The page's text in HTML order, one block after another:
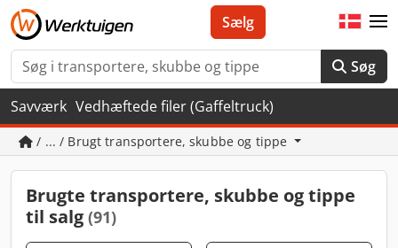
Søg
Sælg
Savværk Vedhæftede filer (Gaffeltruck)
/ ... / Brugt transportere, skubbe og tippe
Brugte transportere, skubbe og tippe
til salg (91)